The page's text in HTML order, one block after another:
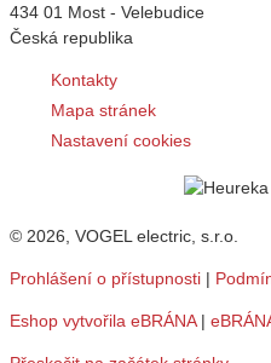
434 01 Most - Velebudice
Česká republika
Kontakty
Mapa stránek
Nastavení cookies
© 2026, VOGEL electric, s.r.o.
Prohlášení o přístupnosti |
Eshop vytvořila eBRÁNA|